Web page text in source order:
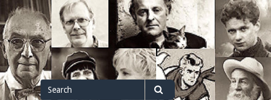
Skip
to
content
Search
for
Search